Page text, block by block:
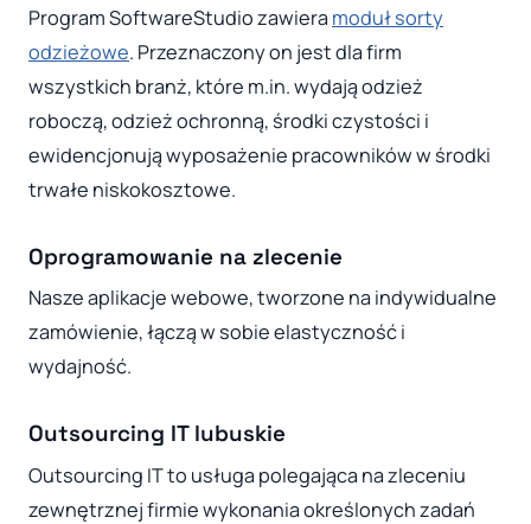
Program SoftwareStudio zawiera moduł sorty
odzieżowe. Przeznaczony on jest dla firm
wszystkich branż, które m.in. wydają odzież
roboczą, odzież ochronną, środki czystości i
ewidencjonują wyposażenie pracowników w środki
trwałe niskokosztowe.
Oprogramowanie na zlecenie
Nasze aplikacje webowe, tworzone na indywidualne
zamówienie, łączą w sobie elastyczność i
wydajność.
Outsourcing IT lubuskie
Outsourcing IT to usługa polegająca na zleceniu
zewnętrznej firmie wykonania określonych zadań